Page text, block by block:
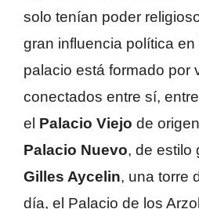
solo tenían poder
gran influencia política en
palacio está formado por
conectados entre sí,
el Palacio Viejo de
Palacio Nuevo, de estilo
Gilles Aycelin, una torre
día, el Palacio de los